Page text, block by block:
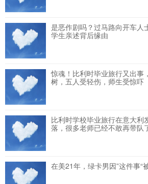
是恶作剧吗？过马路向开车人
学生亲述背后缘由
惊魂！比利时毕业旅行又出事
树，五人受轻伤，师生受惊吓
比利时学校毕业旅行在意大利
落，很多老师已经不敢再带队
在美21年，绿卡男因”这件事“